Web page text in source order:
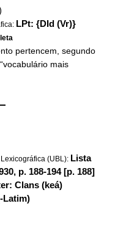
LPt: {DId (Vr)}
pertencem, segundo
mais
(UBL): Lista
p. 188-194 [p. 188]
Clans (keá)
Latim)